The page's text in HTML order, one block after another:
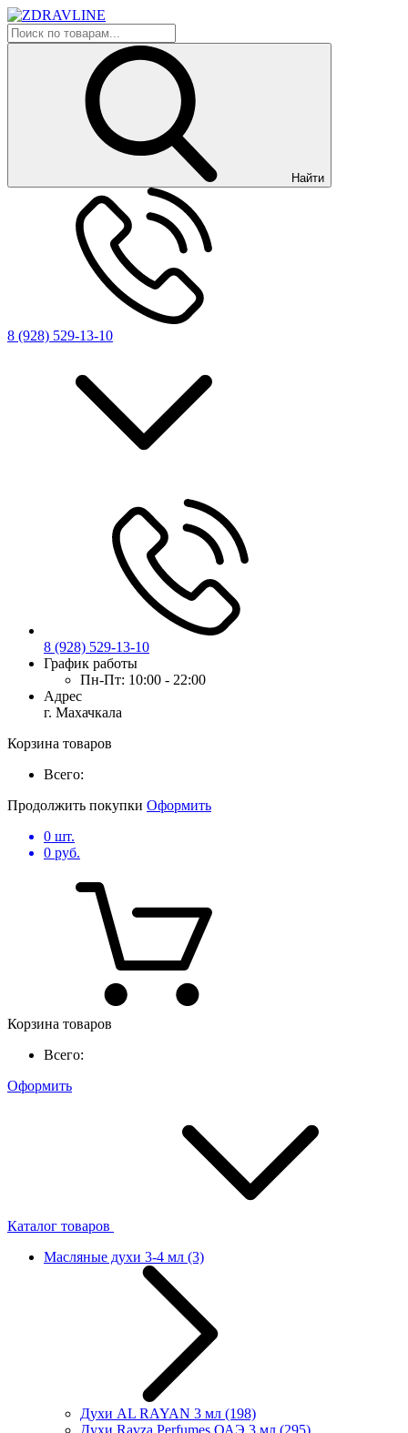
Найти
8 (928) 529-13-10
8 (928) 529-13-10
График работы
Пн-Пт: 10:00 - 22:00
Адрес
г. Махачкала
Корзина товаров
Всего:
Продолжить покупки Оформить
0 шт.
0 руб.
Корзина товаров
Всего:
Оформить
Каталог товаров
Масляные духи 3-4 мл (3)
Духи AL RAYAN 3 мл (198)
Духи Ravza Perfumes ОАЭ 3 мл (295)